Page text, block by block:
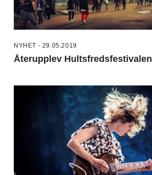
NYHET - 29.05.2019
Återupplev Hultsfredsfestivalen